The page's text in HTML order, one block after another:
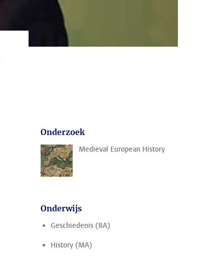
Onderzoek
Medieval European History
Onderwijs
Geschiedenis (BA)
History (MA)